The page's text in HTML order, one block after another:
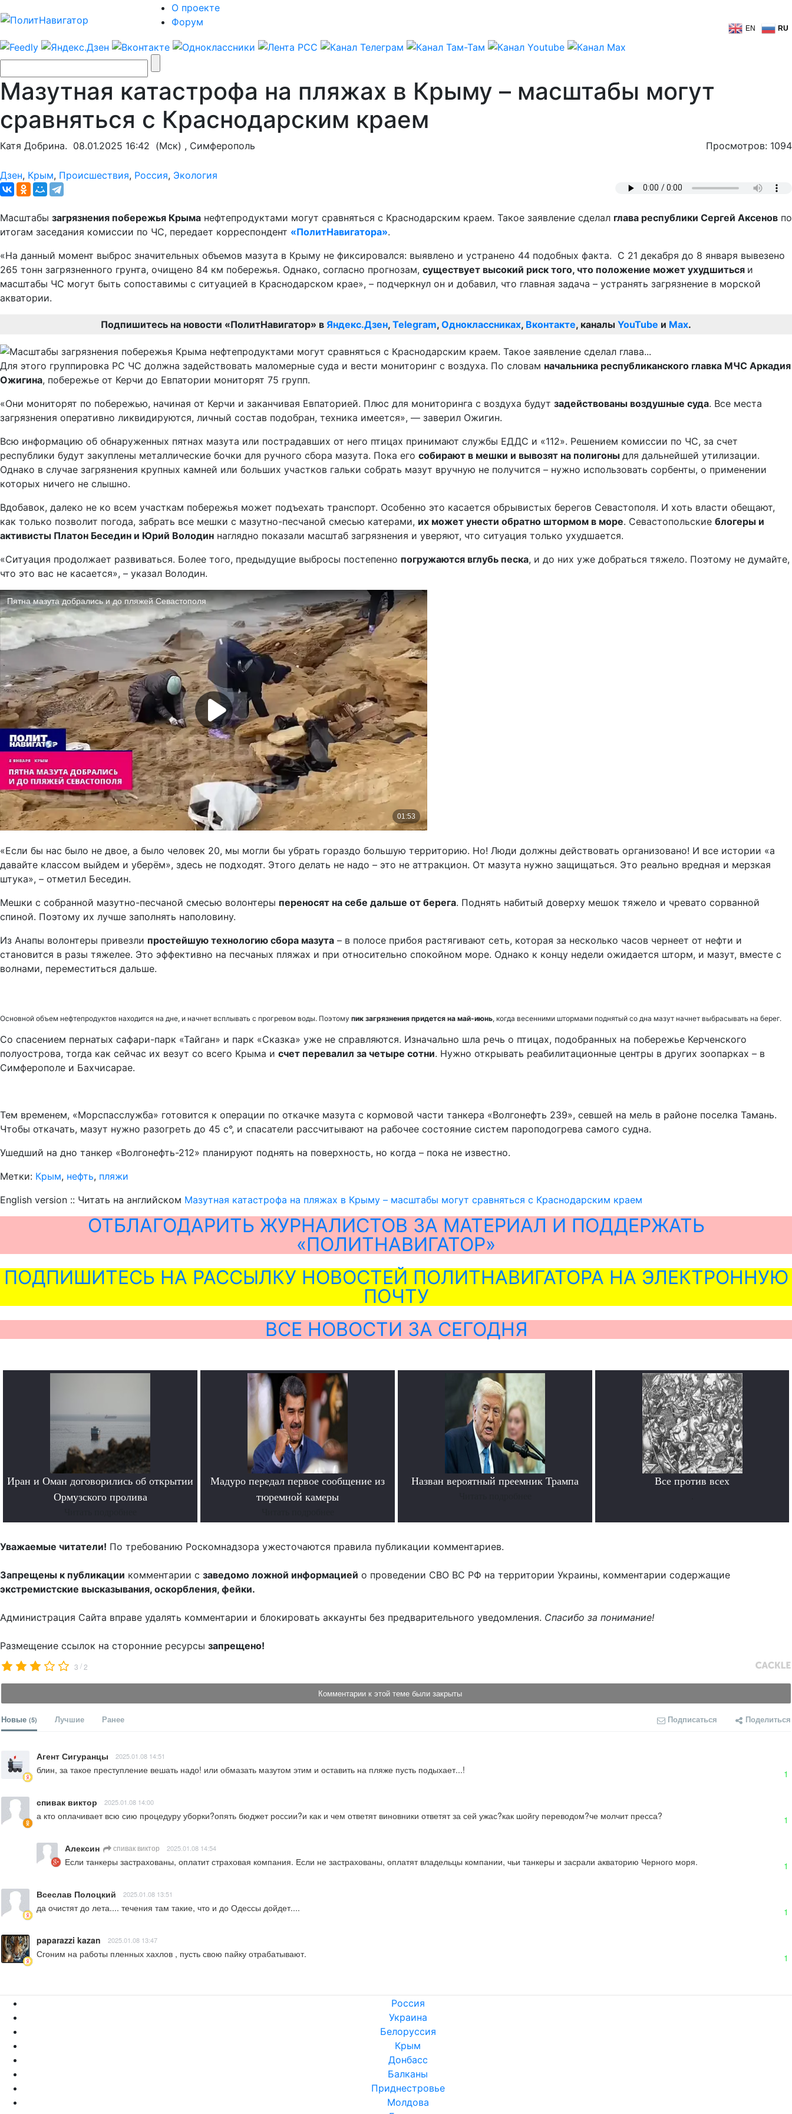
О проекте
Форум
EN RU
Мазутная катастрофа на пляжах в Крыму – масштабы могут
сравняться с Краснодарским краем
Катя Добрина. 08.01.2025 16:42 (Мск) , Симферополь Просмотров: 1094
Дзен, Крым, Происшествия, Россия, Экология
Масштабы загрязнения побережья Крыма нефтепродуктами могут сравняться с Краснодарским краем. Такое заявление сделал глава республики Сергей Аксенов по
итогам заседания комиссии по ЧС, передает корреспондент «ПолитНавигатора».
«На данный момент выброс значительных объемов мазута в Крыму не фиксировался: выявлено и устранено 44 подобных факта. С 21 декабря до 8 января вывезено
265 тонн загрязненного грунта, очищено 84 км побережья. Однако, согласно прогнозам, существует высокий риск того, что положение может ухудшиться и
масштабы ЧС могут быть сопоставимы с ситуацией в Краснодарском крае», – подчеркнул он и добавил, что главная задача – устранять загрязнение в морской
акватории.
Подпишитесь на новости «ПолитНавигатор» в Яндекс.Дзен, Telegram, Одноклассниках, Вконтакте, каналы YouTube и Max.
Для этого группировка РС ЧС должна задействовать маломерные суда и вести мониторинг с воздуха. По словам начальника республиканского главка МЧС Аркадия
Ожигина, побережье от Керчи до Евпатории мониторят 75 групп.
«Они мониторят по побережью, начиная от Керчи и заканчивая Евпаторией. Плюс для мониторинга с воздуха будут задействованы воздушные суда. Все места
загрязнения оперативно ликвидируются, личный состав подобран, техника имеется», — заверил Ожигин.
Всю информацию об обнаруженных пятнах мазута или пострадавших от него птицах принимают службы ЕДДС и «112». Решением комиссии по ЧС, за счет
республики будут закуплены металлические бочки для ручного сбора мазута. Пока его собирают в мешки и вывозят на полигоны для дальнейшей утилизации.
Однако в случае загрязнения крупных камней или больших участков гальки собрать мазут вручную не получится – нужно использовать сорбенты, о применении
которых ничего не слышно.
Вдобавок, далеко не ко всем участкам побережья может подъехать транспорт. Особенно это касается обрывистых берегов Севастополя. И хоть власти обещают,
как только позволит погода, забрать все мешки с мазутно-песчаной смесью катерами, их может унести обратно штормом в море. Севастопольские блогеры и
активисты Платон Беседин и Юрий Володин наглядно показали масштаб загрязнения и уверяют, что ситуация только ухудшается.
«Ситуация продолжает развиваться. Более того, предыдущие выбросы постепенно погружаются вглубь песка, и до них уже добраться тяжело. Поэтому не думайте,
что это вас не касается», – указал Володин.
«Если бы нас было не двое, а было человек 20, мы могли бы убрать гораздо большую территорию. Но! Люди должны действовать организовано! И все истории «а
давайте классом выйдем и уберём», здесь не подходят. Этого делать не надо – это не аттракцион. От мазута нужно защищаться. Это реально вредная и мерзкая
штука», – отметил Беседин.
Мешки с собранной мазутно-песчаной смесью волонтеры переносят на себе дальше от берега. Поднять набитый доверху мешок тяжело и чревато сорванной
спиной. Поэтому их лучше заполнять наполовину.
Из Анапы волонтеры привезли простейшую технологию сбора мазута – в полосе прибоя растягивают сеть, которая за несколько часов чернеет от нефти и
становится в разы тяжелее. Это эффективно на песчаных пляжах и при относительно спокойном море. Однако к концу недели ожидается шторм, и мазут, вместе с
волнами, переместиться дальше.
Основной объем нефтепродуктов находится на дне, и начнет всплывать с прогревом воды. Поэтому пик загрязнения придется на май-июнь, когда весенними штормами поднятый со дна мазут начнет выбрасывать на берег.
Со спасением пернатых сафари-парк «Тайган» и парк «Сказка» уже не справляются. Изначально шла речь о птицах, подобранных на побережье Керченского
полуострова, тогда как сейчас их везут со всего Крыма и счет перевалил за четыре сотни. Нужно открывать реабилитационные центры в других зоопарках – в
Симферополе и Бахчисарае.
Тем временем, «Морспасслужба» готовится к операции по откачке мазута с кормовой части танкера «Волгонефть 239», севшей на мель в районе поселка Тамань.
Чтобы откачать, мазут нужно разогреть до 45 с°, и спасатели рассчитывают на рабочее состояние систем пароподогрева самого судна.
Ушедший на дно танкер «Волгонефть-212» планируют поднять на поверхность, но когда – пока не известно.
Метки: Крым, нефть, пляжи
English version :: Читать на английском Мазутная катастрофа на пляжах в Крыму – масштабы могут сравняться с Краснодарским краем
ОТБЛАГОДАРИТЬ ЖУРНАЛИСТОВ ЗА МАТЕРИАЛ И ПОДДЕРЖАТЬ
«ПОЛИТНАВИГАТОР»
ПОДПИШИТЕСЬ НА РАССЫЛКУ НОВОСТЕЙ ПОЛИТНАВИГАТОРА НА ЭЛЕКТРОННУЮ
ПОЧТУ
ВСЕ НОВОСТИ ЗА СЕГОДНЯ
Иран и Оман договорились об открытии
Ормузского пролива
Мадуро передал первое сообщение из
тюремной камеры
Назван вероятный преемник Трампа Все против всех
Уважаемые читатели! По требованию Роскомнадзора ужесточаются правила публикации комментариев.
Запрещены к публикации комментарии с заведомо ложной информацией о проведении СВО ВС РФ на территории Украины, комментарии содержащие
экстремистские высказывания, оскорбления, фейки.
Администрация Сайта вправе удалять комментарии и блокировать аккаунты без предварительного уведомления. Спасибо за понимание!
Размещение ссылок на сторонние ресурсы запрещено!
3 /2
Комментарии к этой теме были закрыты
Новые (5) Лучшие Ранее Подписаться Поделиться
Агент Сигуранцы 2025.01.08 14:51
блин, за такое преступление вешать надо! или обмазать мазутом этим и оставить на пляже пусть подыхает...! 1
спивак виктор 2025.01.08 14:00
а кто оплачивает всю сию процедуру уборки?опять бюджет россии?и как и чем ответят виновники ответят за сей ужас?как шойгу переводом?че молчит пресса? 1
Алексин спивак виктор 2025.01.08 14:54
Если танкеры застрахованы, оплатит страховая компания. Если не застрахованы, оплатят владельцы компании, чьи танкеры и засрали акваторию Черного моря. 1
Всеслав Полоцкий 2025.01.08 13:51
да очистят до лета.... течения там такие, что и до Одессы дойдет.... 1
paparazzi kazan 2025.01.08 13:47
Сгоним на работы пленных хахлов , пусть свою пайку отрабатывают. 1
Россия
Украина
Белоруссия
Крым
Донбасс
Балканы
Приднестровье
Молдова